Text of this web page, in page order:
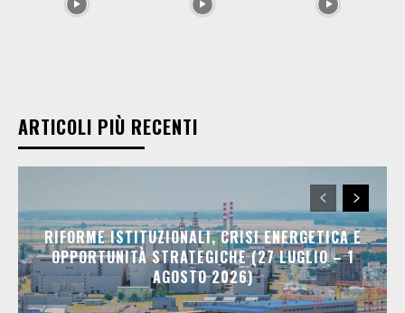
ARTICOLI PIÙ RECENTI
RIFORME ISTITUZIONALI, CRISI ENERGETICA E
OPPORTUNITÀ STRATEGICHE (27 LUGLIO – 1
AGOSTO 2026)